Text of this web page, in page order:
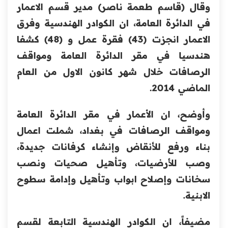
وقال (قاسم طعمة ناصر) مدير قسم الاعمار
في الدائرة العامة، ان الكوادر الهندسية وفرق
الاعمار انجزت (43) فقرة عمل و (48) كشفا
هندسيا في مقر الدائرة العامة ومواقف
الرصافات خلال شهر كانون الاول من العام
الماضي 2014.
وأوضح، ان الأعمار في مقر الدائرة العامة
ومواقف الرصافات في بغداد، شملت اعمال
بناء ورفع للأنقاض وإنشاء كرفانات جديدة،
وصب للأرضيات، وتأهيل صحيات ونصب
سخانات وإصلاح ابواب وتأهيل وإدامة سطوح
الابنية.
مضيفاً، ان الكوادر الهندسية التابعة لقسم